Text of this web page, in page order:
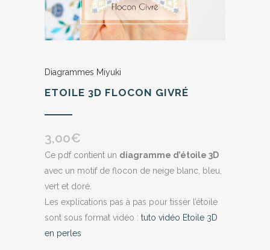
Diagrammes Miyuki
ETOILE 3D FLOCON GIVRÉ
3,00€
Ce pdf contient un diagramme d’étoile 3D
avec un motif de flocon de neige blanc, bleu,
vert et doré.
Les explications pas à pas pour tisser l’étoile
sont sous format vidéo : tuto vidéo Etoile 3D
en perles